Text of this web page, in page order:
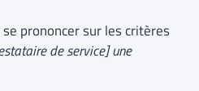
se prononcer sur les critères
de service] une